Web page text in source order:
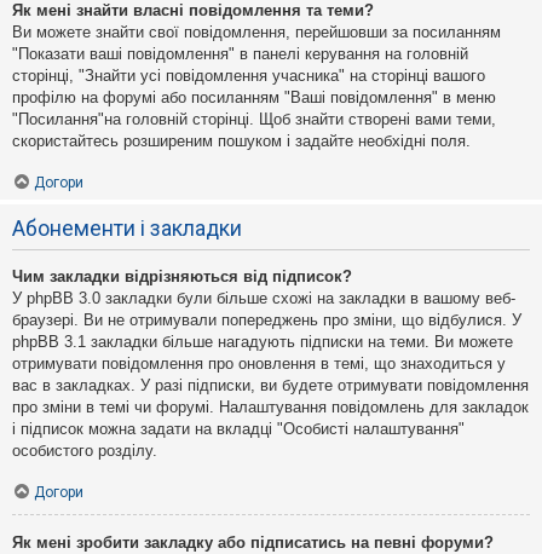
Як мені знайти власні повідомлення та теми?
Ви можете знайти свої повідомлення, перейшовши за посиланням
"Показати ваші повідомлення" в панелі керування на головній
сторінці, "Знайти усі повідомлення учасника" на сторінці вашого
профілю на форумі або посиланням "Ваші повідомлення" в меню
"Посилання"на головній сторінці. Щоб знайти створені вами теми,
скористайтесь розширеним пошуком і задайте необхідні поля.
Догори
Абонементи і закладки
Чим закладки відрізняються від підписок?
У phpBB 3.0 закладки були більше схожі на закладки в вашому веб-
браузері. Ви не отримували попереджень про зміни, що відбулися. У
phpBB 3.1 закладки більше нагадують підписки на теми. Ви можете
отримувати повідомлення про оновлення в темі, що знаходиться у
вас в закладках. У разі підписки, ви будете отримувати повідомлення
про зміни в темі чи форумі. Налаштування повідомлень для закладок
і підписок можна задати на вкладці "Особисті налаштування"
особистого розділу.
Догори
Як мені зробити закладку або підписатись на певні форуми?